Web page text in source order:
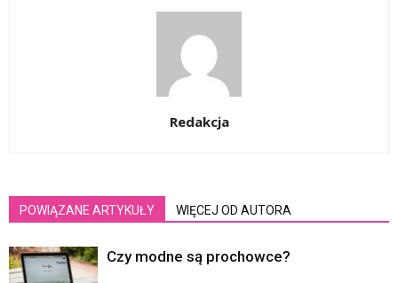
Redakcja
POWIĄZANE ARTYKUŁY WIĘCEJ OD AUTORA
Czy modne są prochowce?